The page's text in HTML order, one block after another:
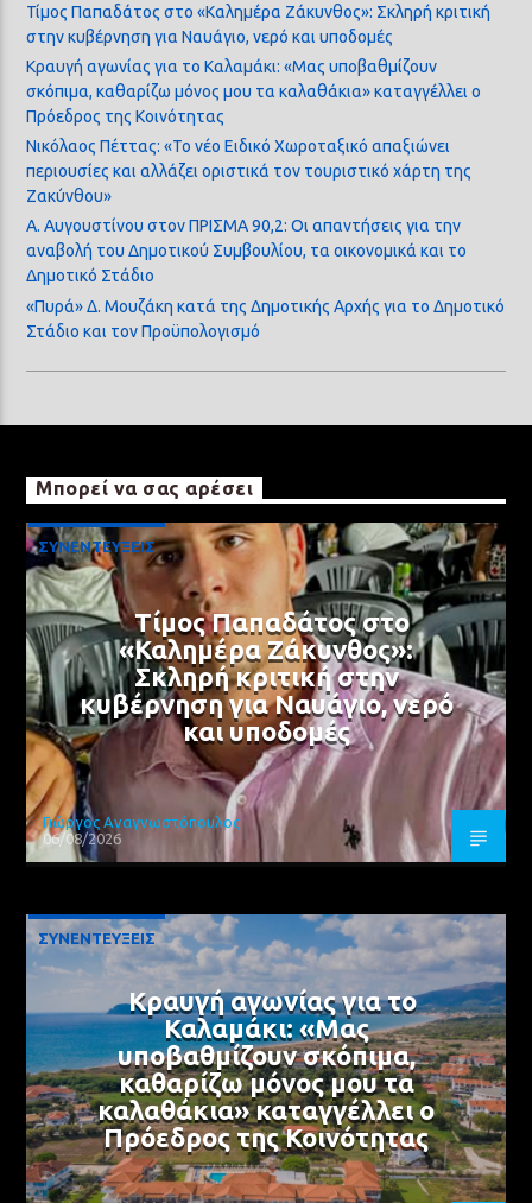
Τίμος Παπαδάτος στο «Καλημέρα Ζάκυνθος»: Σκληρή κριτική
στην κυβέρνηση για Ναυάγιο, νερό και υποδομές
Κραυγή αγωνίας για το Καλαμάκι: «Μας υποβαθμίζουν
σκόπιμα, καθαρίζω μόνος μου τα καλαθάκια» καταγγέλλει ο
Πρόεδρος της Κοινότητας
Νικόλαος Πέττας: «Το νέο Ειδικό Χωροταξικό απαξιώνει
περιουσίες και αλλάζει οριστικά τον τουριστικό χάρτη της
Ζακύνθου»
Α. Αυγουστίνου στον ΠΡΙΣΜΑ 90,2: Οι απαντήσεις για την
αναβολή του Δημοτικού Συμβουλίου, τα οικονομικά και το
Δημοτικό Στάδιο
«Πυρά» Δ. Μουζάκη κατά της Δημοτικής Αρχής για το Δημοτικό
Στάδιο και τον Προϋπολογισμό
Μπορεί να σας αρέσει
ΣΥΝΕΝΤΕΥΞΕΙΣ
Τίμος Παπαδάτος στο
«Καλημέρα Ζάκυνθος»:
Σκληρή κριτική στην
κυβέρνηση για Ναυάγιο, νερό
και υποδομές
Γιώργος Αναγνωστόπουλος
06/08/2026
ΣΥΝΕΝΤΕΥΞΕΙΣ
Κραυγή αγωνίας για το
Καλαμάκι: «Μας
υποβαθμίζουν σκόπιμα,
καθαρίζω μόνος μου τα
καλαθάκια» καταγγέλλει ο
Πρόεδρος της Κοινότητας